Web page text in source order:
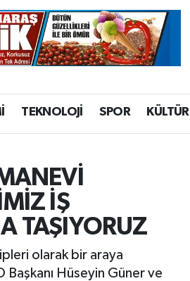
TEKNOLOJİ SPOR KÜLTÜR
İŞ
TAŞIYORUZ
olarak bir araya
Başkanı Hüseyin Güner ve
ve Fikstür